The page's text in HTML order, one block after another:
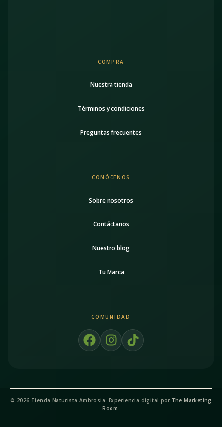
COMPRA
Nuestra tienda
Términos y condiciones
Preguntas frecuentes
CONÓCENOS
Sobre nosotros
Contáctanos
Nuestro blog
Tu Marca
COMUNIDAD
F
a
b
o
I
n
a
g
r
T
i
o
k
© 2026 Tienda Naturista Ambrosia. Experiencia digital por The Marketing
Room